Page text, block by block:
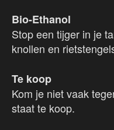
Bio-Ethanol
Stop een tijger in je
knollen en
Te koop
Kom je niet vaak
staat te koop.